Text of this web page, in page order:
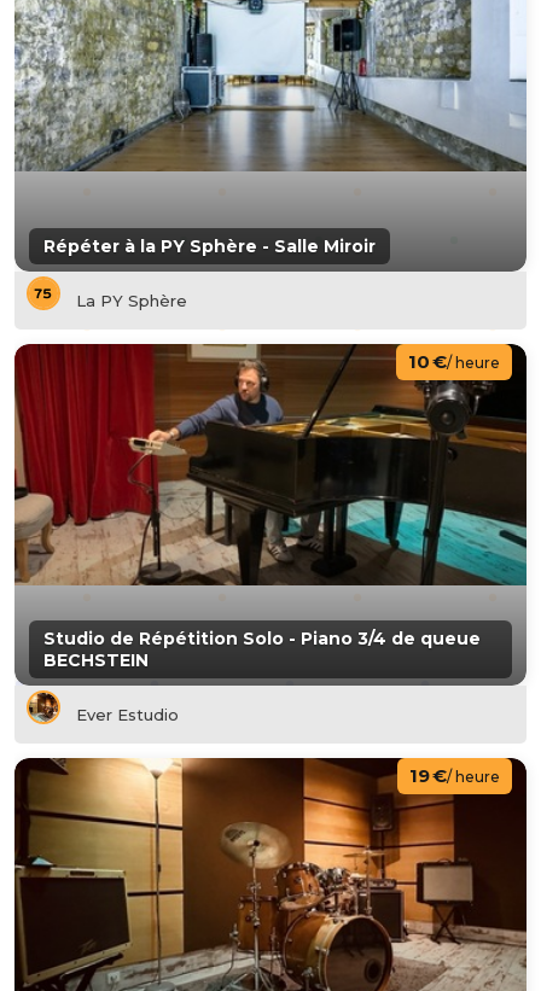
Répéter à la PY Sphère - Salle Miroir
La PY Sphère
Studio de Répétition Solo - Piano 3/4 de queue
BECHSTEIN
10 €/ heure
Ever Estudio
19 €/ heure